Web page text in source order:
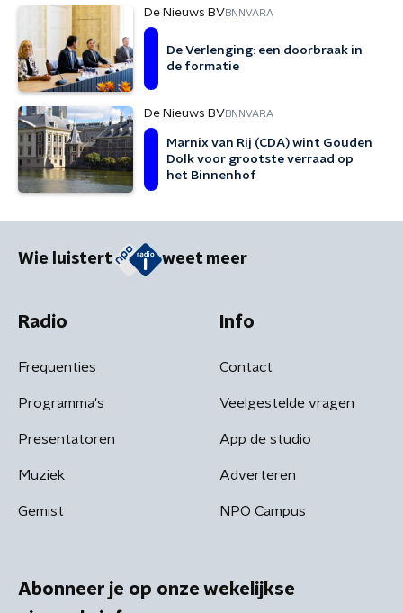
De Nieuws BVBNNVARA
De Verlenging: een doorbraak in
de formatie
De Nieuws BVBNNVARA
Marnix van Rij (CDA) wint Gouden
Dolk voor grootste verraad op
het Binnenhof
Wie luistert weet meer
Radio
Frequenties
Programma's
Presentatoren
Muziek
Gemist
Info
Contact
Veelgestelde vragen
App de studio
Adverteren
NPO Campus
Abonneer je op onze wekelijkse